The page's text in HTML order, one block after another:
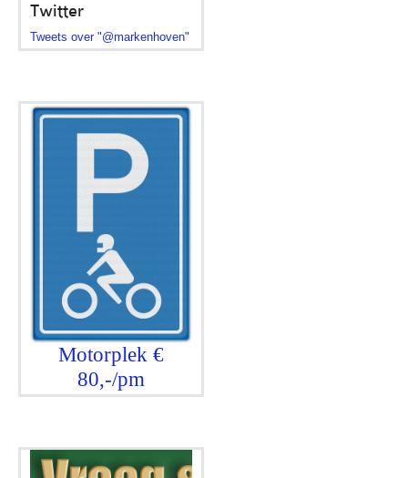
Twitter
Tweets over "@markenhoven"
Motorplek €
80,-/pm